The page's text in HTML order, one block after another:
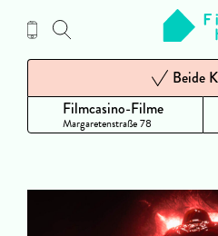
Inhalt
Filmcasino-Filme
Margaretenstraße 78
Beide